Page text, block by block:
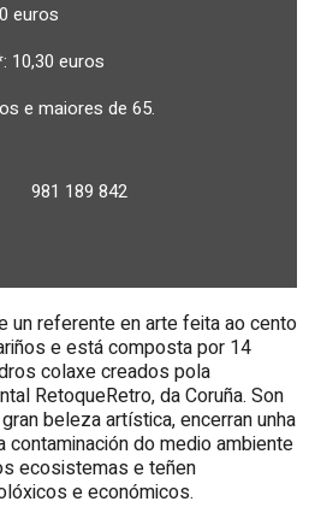
euros
10,30 euros
e maiores de 65.
981 189 842
un referente en arte feita ao cento
e está composta por 14
colaxe creados pola
RetoqueRetro, da Coruña. Son
beleza artística, encerran unha
do medio ambiente
ecosistemas e teñen
e económicos.